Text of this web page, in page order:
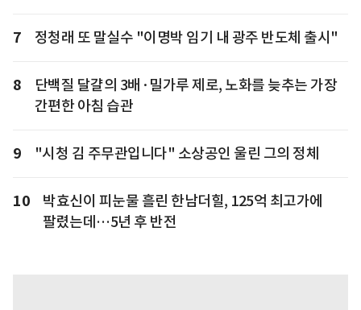
7 정청래 또 말실수 "이명박 임기 내 광주 반도체 출시"
8
단백질 달걀의 3배·밀가루 제로, 노화를 늦추는 가장
간편한 아침 습관
9 "시청 김 주무관입니다" 소상공인 울린 그의 정체
10
박효신이 피눈물 흘린 한남더힐, 125억 최고가에
팔렸는데…5년 후 반전